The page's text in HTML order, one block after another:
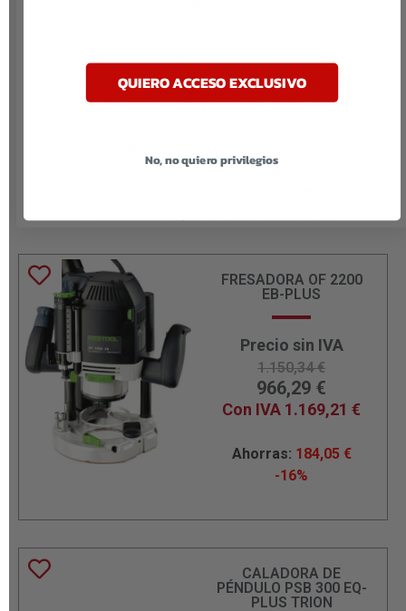
La Aplacadora de Cantos Conturo KA 65 Set de
Festool ofrece una solución completa para el
aplacado de cantos, combinando tecnología
acabados perfectos y su diseño robusto, este
FRESADORA OF 2200
EB-PLUS
Precio sin IVA
1.150,34€
966,29 €
Con IVA 1.169,21 €
Ahorras: 184,05 €
-16%
CALADORA DE
PÉNDULO PSB 300 EQ-
PLUS TRION
QUIERO ACCESO EXCLUSIVO
No, no quiero privilegios